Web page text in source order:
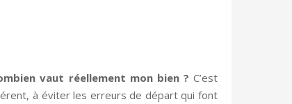
vaut réellement mon bien ? C’est
à éviter les erreurs de départ qui font